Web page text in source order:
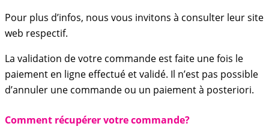
Pour plus d’infos, nous vous invitons à consulter leur site
web respectif.
La validation de votre commande est faite une fois le
paiement en ligne effectué et validé. Il n’est pas possible
d’annuler une commande ou un paiement à posteriori.
Comment récupérer votre commande?